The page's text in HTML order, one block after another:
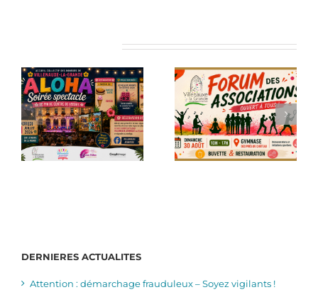
DERNIERES ACTUALITES
Attention : démarchage frauduleux – Soyez vigilants !